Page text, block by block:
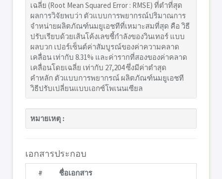
เฉลี่ย (Root Mean Squared Error : RMSE) ที่ตำที่สุด
ผลการวิจัยพบว่า ตัวแบบการพยากรณ์ปริมาณการ
จำหน่ายผลิตภัณฑ์นมยูเอชทีที่เหมาะสมที่สุด คือ วิธี
ปรับเรียบด้วยเส้นโค้งเลขชี้กำลังของวินเทอร์ แบบ
ผลบวก เปอร์เซ็นต์ค่าสัมบูรณ์ของค่าความคลาด
เคลื่อน เท่ากับ 8.31% และค่ารากที่สองของค่าคลาด
เคลื่อนโดยเฉลี่ย เท่ากับ 27,204 ซึ่งมีค่าตำสุด
คำหลัก ตัวแบบการพยากรณ์ ผลิตภัณฑ์นมยูเอชที
วิธีปรับเปลี่ยนแบบเอกซ์โพเนนเซียล
หมายเหตุ :
เอกสารประกอบ
# ชื่อเอกสาร